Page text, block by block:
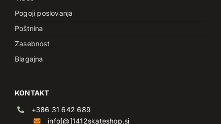
Pogoji poslovanja
Poštnina
Zasebnost
Blagajna
KONTAKT
+386 31 642 689
info[@]1412skateshop.si